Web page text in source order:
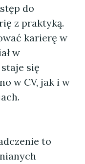
do
z praktyką.
karierę w
w
się
w CV, jak i w
to